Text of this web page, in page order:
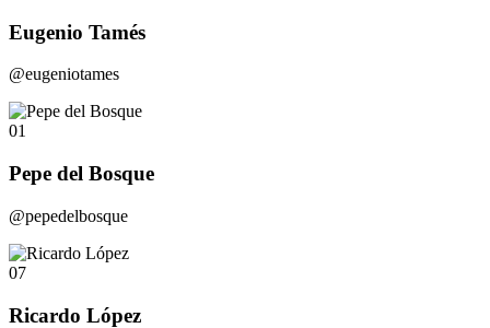
Eugenio Tamés
@eugeniotames
01
Pepe del Bosque
@pepedelbosque
07
Ricardo López